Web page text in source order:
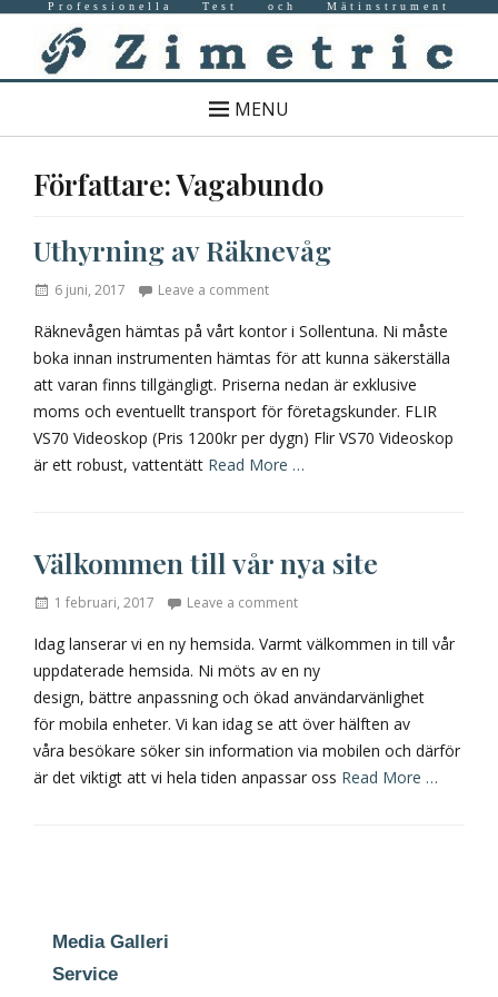
Professionella Test och Mätinstrument
MENU
Författare:Vagabundo
Uthyrning av Räknevåg
Posted6 juni, 2017 Leave a comment
Räknevågen hämtas på vårt kontor i Sollentuna. Ni måste
boka innan instrumenten hämtas för att kunna säkerställa
att varan finns tillgängligt. Priserna nedan är exklusive
moms och eventuellt transport för företagskunder. FLIR
VS70 Videoskop (Pris 1200kr per dygn) Flir VS70 Videoskop
är ett robust, vattentätt Read More …
Välkommen till vår nya site
Posted1 februari, 2017 Leave a comment
Idag lanserar vi en ny hemsida. Varmt välkommen in till vår
uppdaterade hemsida. Ni möts av en ny
design, bättre anpassning och ökad användarvänlighet
för mobila enheter. Vi kan idag se att över hälften av
våra besökare söker sin information via mobilen och därför
är det viktigt att vi hela tiden anpassar oss Read More …
Media Galleri
Service